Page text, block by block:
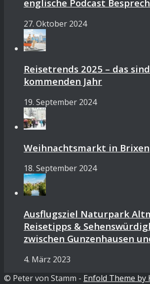
englische Podcast
27. Oktober 2024
Reisetrends 2025 – das
kommenden Jahr
19. September 2024
Weihnachtsmarkt in Brixen
18. September 2024
Ausflugsziel Naturpark
Reisetipps &
zwischen Gunzenhausen
4. März 2023
© Peter von Stamm - Enfold Theme by